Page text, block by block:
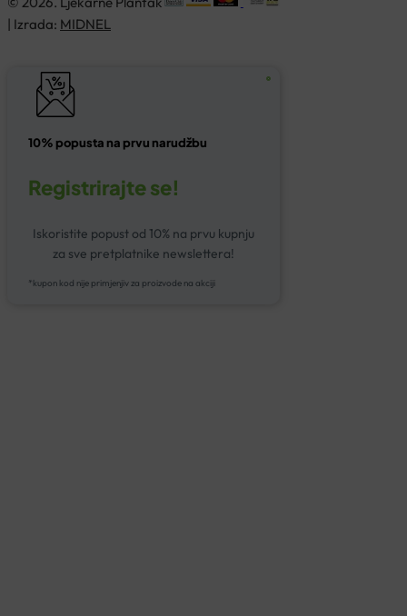
| Izrada: MIDNEL
10% popusta na prvu narudžbu
Registrirajte se!
Iskoristite popust od 10% na prvu kupnju
za sve pretplatnike newslettera!
*kupon kod nije primjenjiv za proizvode na akciji